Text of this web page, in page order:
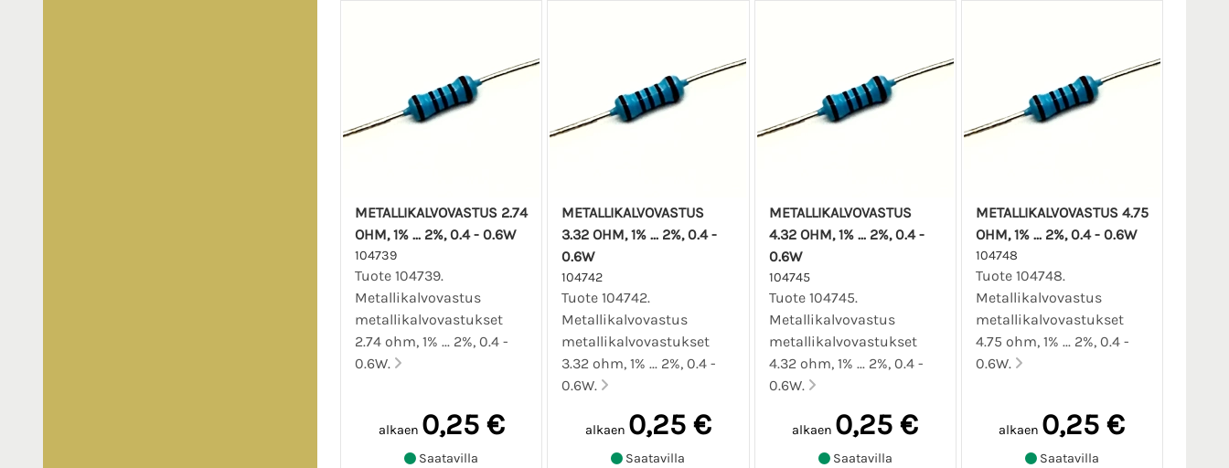
METALLIKALVOVASTUS 2.74
OHM, 1% ... 2%, 0.4 - 0.6W
104739
Tuote 104739.
Metallikalvovastus
metallikalvovastukset
2.74 ohm, 1% ... 2%, 0.4 -
0.6W.
alkaen 0,25 €
Saatavilla
METALLIKALVOVASTUS
3.32 OHM, 1% ... 2%, 0.4 -
0.6W
104742
Tuote 104742.
Metallikalvovastus
metallikalvovastukset
3.32 ohm, 1% ... 2%, 0.4 -
0.6W.
alkaen 0,25 €
Saatavilla
METALLIKALVOVASTUS
4.32 OHM, 1% ... 2%, 0.4 -
0.6W
104745
Tuote 104745.
Metallikalvovastus
metallikalvovastukset
4.32 ohm, 1% ... 2%, 0.4 -
0.6W.
alkaen 0,25 €
Saatavilla
METALLIKALVOVASTUS 4.75
OHM, 1% ... 2%, 0.4 - 0.6W
104748
Tuote 104748.
Metallikalvovastus
metallikalvovastukset
4.75 ohm, 1% ... 2%, 0.4 -
0.6W.
alkaen 0,25 €
Saatavilla